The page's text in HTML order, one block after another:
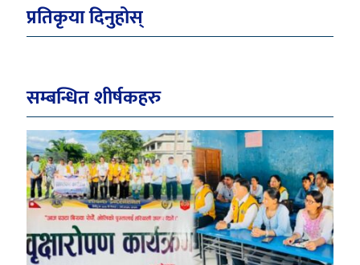
प्रतिकृया दिनुहोस्
सम्बन्धित शीर्षकहरु